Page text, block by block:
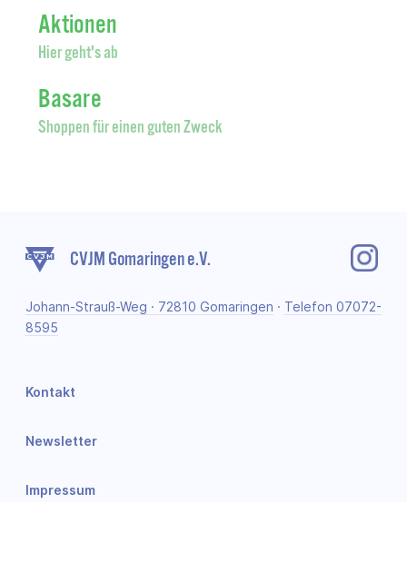
Aktionen
Hier geht's ab
Basare
Shoppen für einen guten Zweck
CVJM Gomaringen e.V.
Johann-Strauß-Weg · 72810 Gomaringen · Telefon 07072-
8595
Kontakt
Newsletter
Impressum